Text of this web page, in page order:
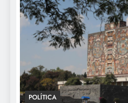
POLÍTICA